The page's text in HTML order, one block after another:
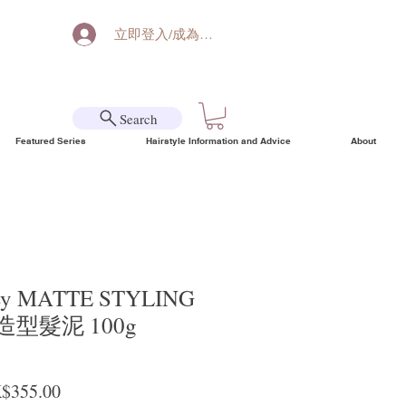
立即登入/成為會員
Search
Featured Series Hairstyle Information and Advice About
MATTE STYLING
型髮泥 100g
PriceSale Price